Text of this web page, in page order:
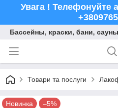
Увага ! Телефонуйте
Бассейны, краски, бани, сауны
Товари та послуги
Новинка –5%